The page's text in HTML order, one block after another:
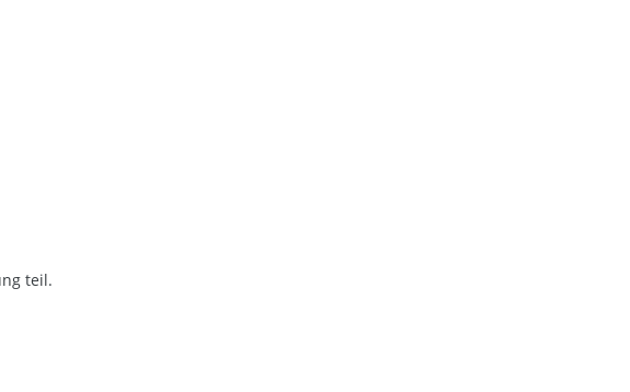
teil.